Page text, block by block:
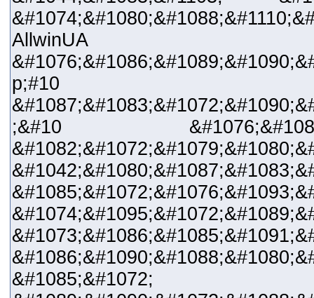
AllwinUA
p;#10
;&#10
&#1085;&#1072;